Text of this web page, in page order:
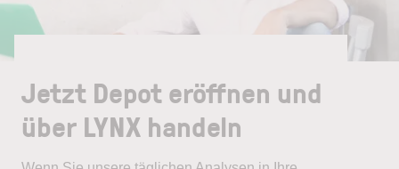
Jetzt Depot eröffnen und
über LYNX handeln